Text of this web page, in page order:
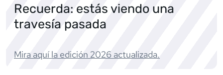
Recuerda: estás viendo una
travesía pasada
Mira aquí la edición 2026 actualizada.